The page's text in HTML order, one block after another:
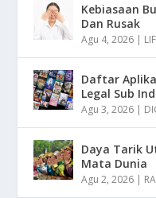
Kebiasaan
Dan Rusak
Agu 4, 2026 |
Daftar
Legal Sub
Agu 3, 2026 |
Daya Tarik
Mata Dunia
Agu 2, 2026 |